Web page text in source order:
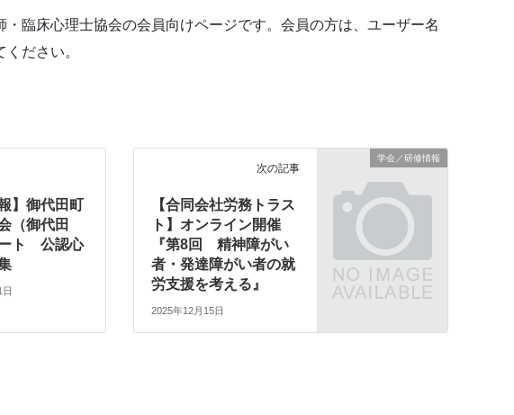
・臨床心理士協会の会員向けページです。会員の方は、ユーザー名
ださい。
】御代田町
（御代田
ト 公認心
学会／研修情報
次の記事
【合同会社労務トラス
ト】オンライン開催
『第8回 精神障がい
者・発達障がい者の就
労支援を考える』
2025年12月15日